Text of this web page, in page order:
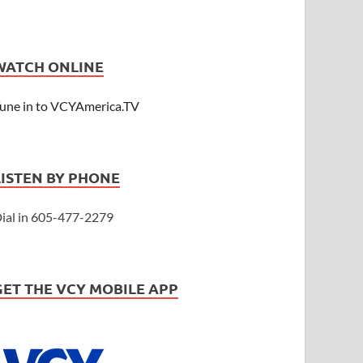
ONLINE
in to VCYAmerica.TV
BY PHONE
in 605-477-2279
THE VCY MOBILE APP